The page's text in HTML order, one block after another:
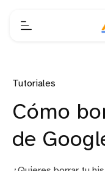
Tutoriales
Cómo
de